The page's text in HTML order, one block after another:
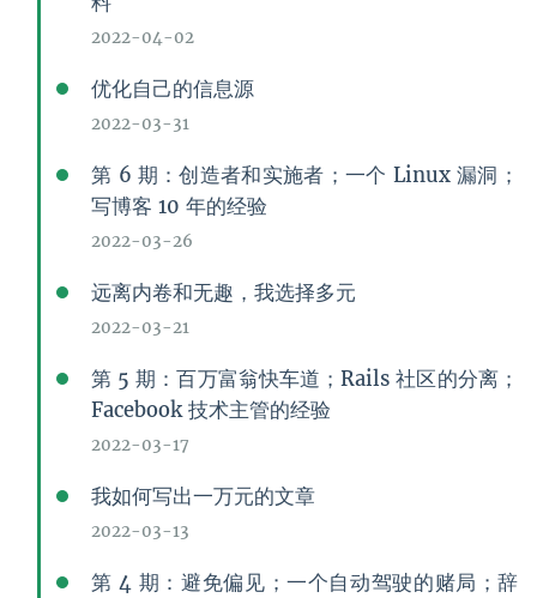
2022-04-02
优化自己的信息源
2022-03-31
第 6 期：创造者和实施者；一个 Linux 漏洞；
写博客 10 年的经验
2022-03-26
远离内卷和无趣，我选择多元
2022-03-21
第 5 期：百万富翁快车道；Rails 社区的分离；
Facebook 技术主管的经验
2022-03-17
我如何写出一万元的文章
2022-03-13
第 4 期：避免偏见；一个自动驾驶的赌局；辞